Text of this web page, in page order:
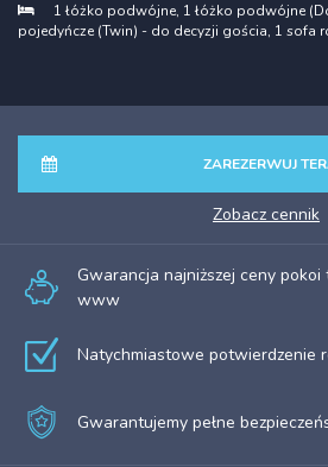
1 łóżko podwójne, 1 łóżko podwójne
pojedyńcze (Twin) - do decyzji gościa, 1 sofa
ZAREZERWUJ
zobacz cennik
Gwarancja najniższej ceny
www
Natychmiastowe potwierdzenie
Gwarantujemy pełne